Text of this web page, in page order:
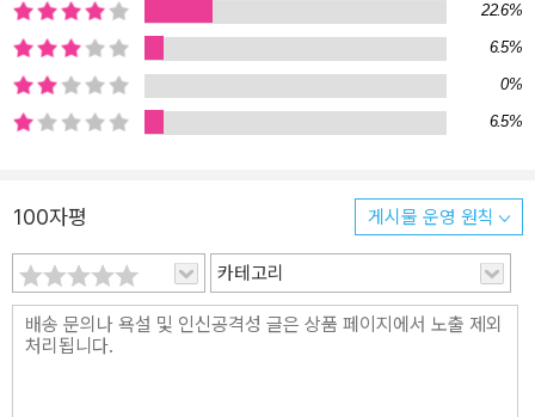
22.6%
6.5%
0%
6.5%
100자평 게시물 운영 원칙
카테고리